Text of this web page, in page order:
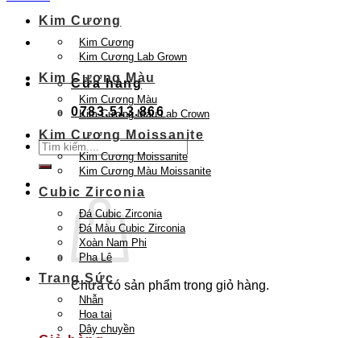
Cửa hàng
0783.513.866
Tìm
kiếm:
Chưa có sản phẩm trong giỏ hàng.
Quay trở lại cửa hàng
Kim Cương
Kim Cương
Kim Cương Lab Grown
Kim Cương Màu
Kim Cương Màu
Kim Cương Màu Lab Crown
Kim Cương Moissanite
Kim Cương Moissanite
Kim Cương Màu Moissanite
Cubic Zirconia
Đá Cubic Zirconia
Đá Màu Cubic Zirconia
Xoàn Nam Phi
Pha Lê
Trang Sức
Nhẫn
Hoa tai
Dây chuyền